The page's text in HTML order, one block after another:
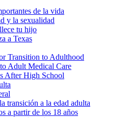
de la vida
y la sexualidad
tu hijo
a Texas
Transition to Adulthood
Adult Medical Care
After High School
transición a la edad adulta
a partir de los 18 años